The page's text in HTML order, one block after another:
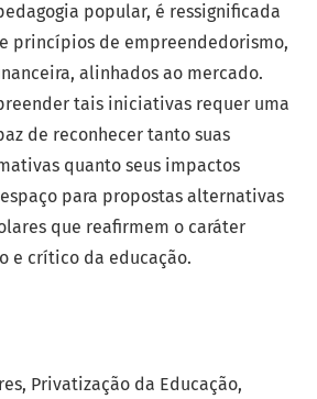
Privatização da Educação
popular, é ressignificada
princípios de empreendedorismo,
alinhados ao mercado.
tais iniciativas requer uma
de reconhecer tanto suas
quanto seus impactos
para propostas alternativas
que reafirmem o caráter
e crítico da educação.